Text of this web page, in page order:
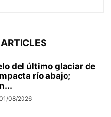
del último glaciar de
río abajo;
01/08/2026